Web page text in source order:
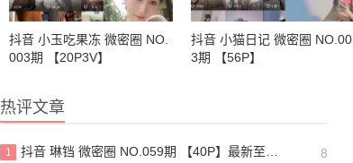
抖音 小玉吃果冻 微密圈 NO.
003期 【20P3V】
抖音 小猫日记 微密圈 NO.00
3期 【56P】
热评文章
1 抖音 琳铛 微密圈 NO.059期 【40P】最新至：2024.1.10 8